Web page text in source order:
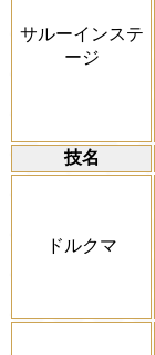
サルーインステ
ージ
技名
ドルクマ